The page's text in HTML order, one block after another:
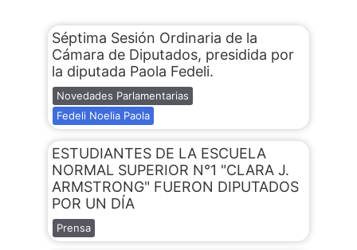
Séptima Sesión Ordinaria de la
Cámara de Diputados, presidida por
la diputada Paola Fedeli.
Novedades Parlamentarias
Fedeli Noelia Paola
ESTUDIANTES DE LA ESCUELA
NORMAL SUPERIOR N°1 "CLARA J.
ARMSTRONG" FUERON DIPUTADOS
POR UN DÍA
Prensa